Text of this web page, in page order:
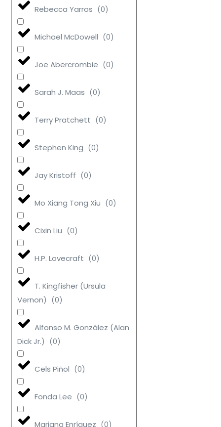
Rebecca Yarros (0)
Michael McDowell (0)
Joe Abercrombie (0)
Sarah J. Maas (0)
Terry Pratchett (0)
Stephen King (0)
Jay Kristoff (0)
Mo Xiang Tong Xiu (0)
Cixin Liu (0)
H.P. Lovecraft (0)
T. Kingfisher (Ursula
Vernon) (0)
Alfonso M. González (Alan
Dick Jr.) (0)
Cels Piñol (0)
Fonda Lee (0)
Mariana Enríquez (0)